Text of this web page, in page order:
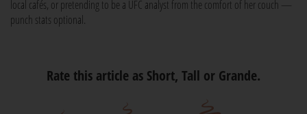
local cafés, or pretending to be a UFC analyst from the comfort of her couch —
punch stats optional.
Rate this article as Short, Tall or Grande.